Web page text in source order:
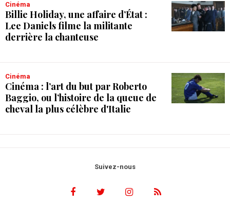
Cinéma
Billie Holiday, une affaire d’État :
Lee Daniels filme la militante
derrière la chanteuse
Cinéma
Cinéma : l’art du but par Roberto
Baggio, ou l’histoire de la queue de
cheval la plus célèbre d'Italie
Suivez-nous